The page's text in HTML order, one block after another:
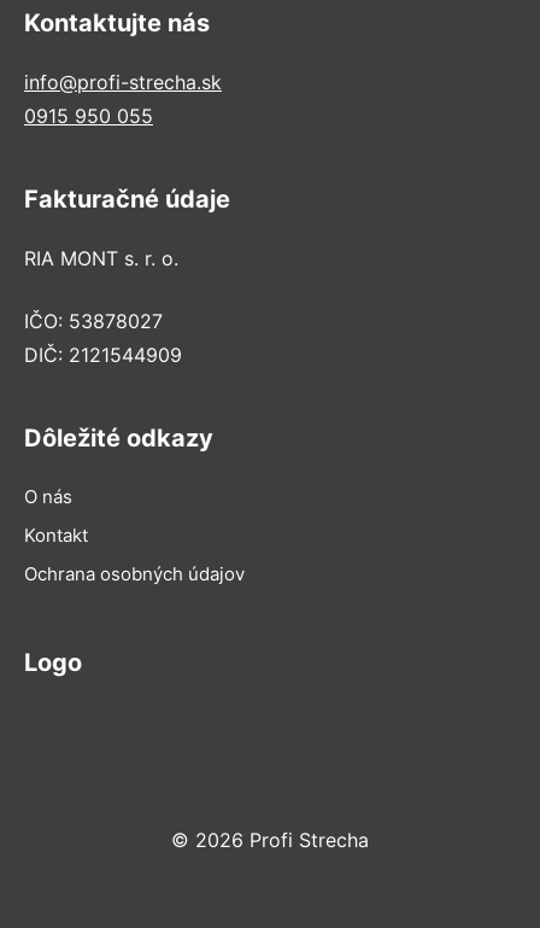
Kontaktujte nás
info@profi-strecha.sk
0915 950 055
Fakturačné údaje
RIA MONT s. r. o.
IČO: 53878027
DIČ: 2121544909
Dôležité odkazy
O nás
Kontakt
Ochrana osobných údajov
Logo
© 2026 Profi Strecha